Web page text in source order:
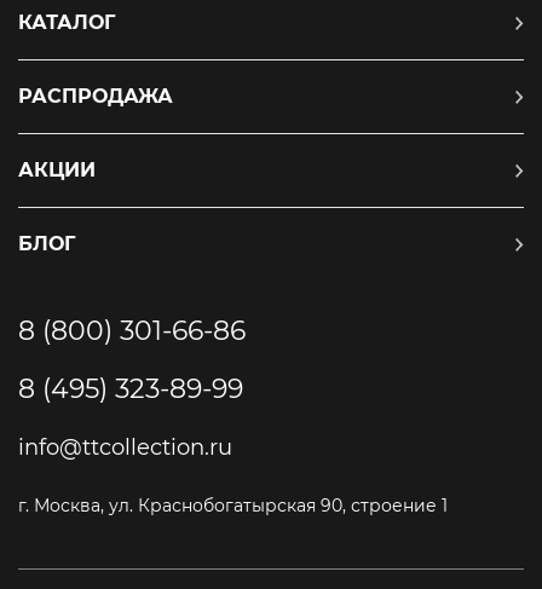
КАТАЛОГ
РАСПРОДАЖА
АКЦИИ
БЛОГ
8 (800) 301-66-86
8 (495) 323-89-99
info@ttcollection.ru
г. Москва, ул. Краснобогатырская 90, строение 1